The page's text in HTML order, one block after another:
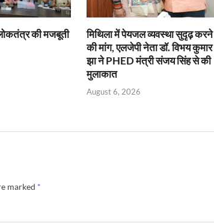
की मजबूती
मिथिला में पेयजल व्यवस्था सुदृढ़ करने
की मांग, एलजेपी नेता डॉ. विभय कुमार
झा ने PHED मंत्री संजय सिंह से की
मुलाकात
August 6, 2026
marked *